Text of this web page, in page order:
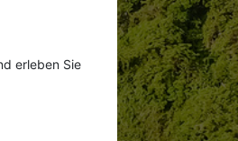
erleben Sie